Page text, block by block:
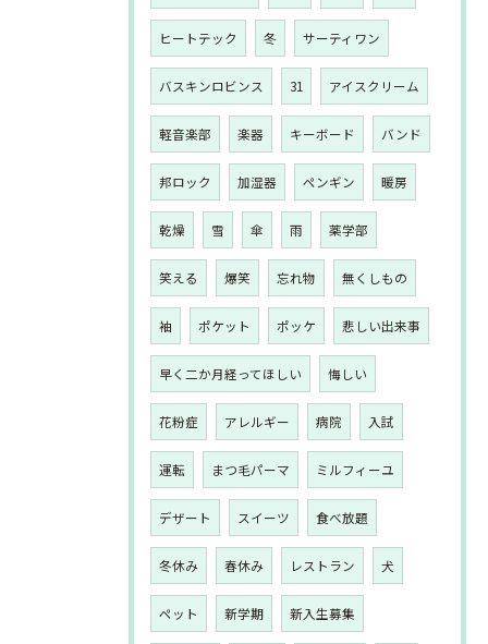
ヒートテック 冬 サーティワン
バスキンロビンス 31 アイスクリーム
軽音楽部 楽器 キーボード バンド
邦ロック 加湿器 ペンギン 暖房
乾燥 雪 傘 雨 薬学部
笑える 爆笑 忘れ物 無くしもの
袖 ポケット ポッケ 悲しい出来事
早く二か月経ってほしい 悔しい
花粉症 アレルギー 病院 入試
運転 まつ毛パーマ ミルフィーユ
デザート スイーツ 食べ放題
冬休み 春休み レストラン 犬
ペット 新学期 新入生募集